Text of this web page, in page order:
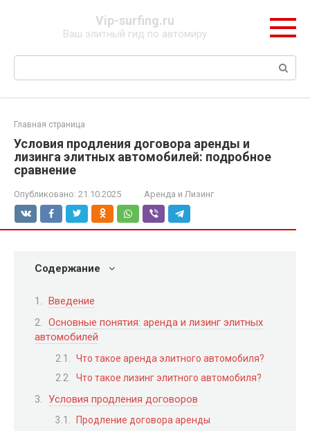
Vip-surfing.ru
Ваш элитный гид по автомиру
Поиск:
Главная страница
Условия продления договора аренды и
лизинга элитных автомобилей: подробное
сравнение
Опубликовано: 21.10.2025 Аренда и Лизинг
Содержание
Введение
Основные понятия: аренда и лизинг элитных
автомобилей
Что такое аренда элитного автомобиля?
Что такое лизинг элитного автомобиля?
Условия продления договоров
Продление договора аренды